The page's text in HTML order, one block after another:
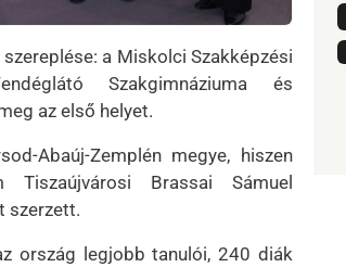
a Miskolci Szakképzési
Szakgimnáziuma és
az első helyet.
Abaúj-Zemplén megye, hiszen
Brassai Sámuel
szerzett.
ország legjobb tanulói, 240 diák